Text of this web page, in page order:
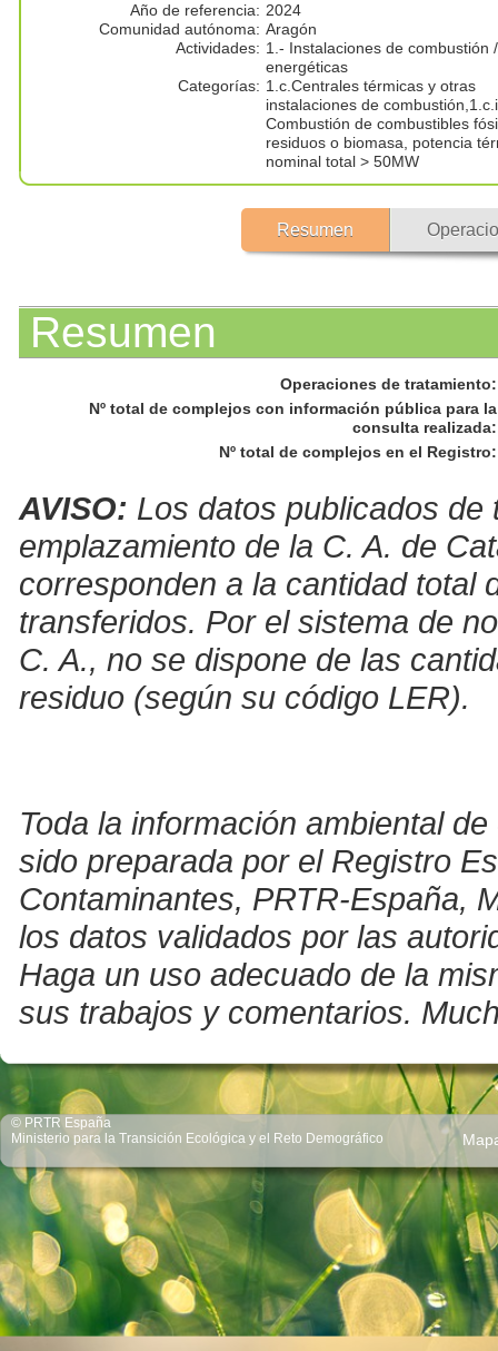
Año de referencia: 2024
Comunidad autónoma: Aragón
Actividades: 1.- Instalaciones de combustión /
energéticas
Categorías: 1.c.Centrales térmicas y otras
instalaciones de
Combustión de combustibles
residuos o biomasa, potencia
nominal total > 50MW
Resumen
Resumen
Operaciones de tratamiento:
Nº total de complejos con información pública para la
consulta realizada:
Nº total de complejos en el Registro:
AVISO: Los datos publicados
emplazamiento de la C. A. de
corresponden a la cantidad total
transferidos. Por el sistema de
C. A., no se dispone de las
residuo (según su código LER).
Toda la información ambiental
sido preparada por el Registro
Contaminantes, PRTR-España,
los datos validados por las
Haga un uso adecuado de la
sus trabajos y comentarios.
© PRTR España
Ministerio para la Transición Ecológica y el Reto Demográfico